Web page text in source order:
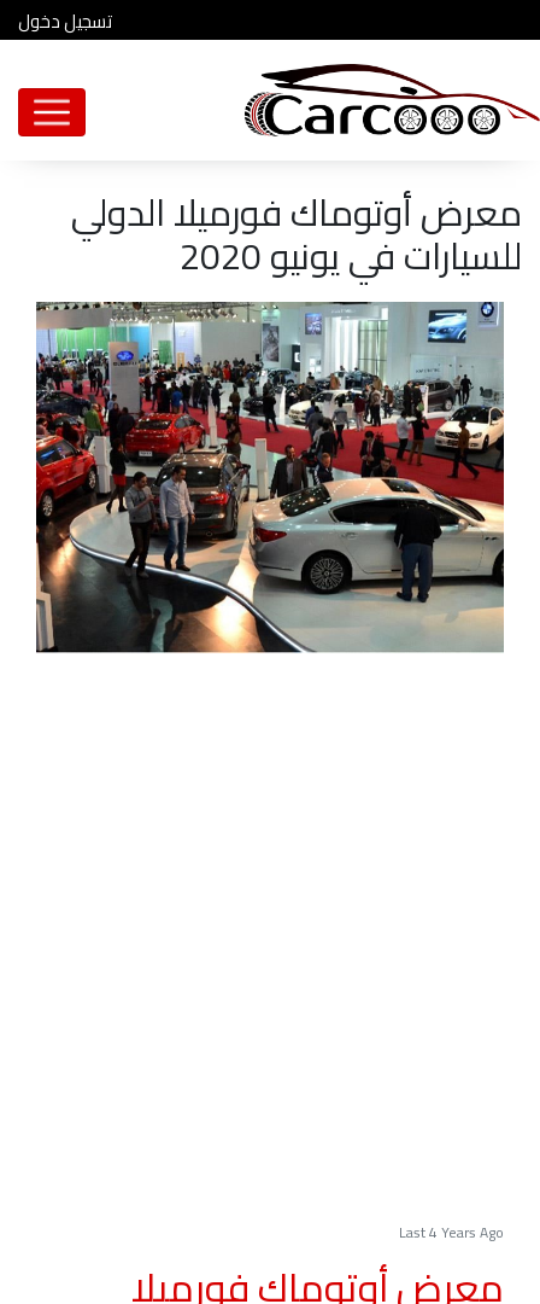
تسجيل دخول
معرض أوتوماك فورميلا الدولي
للسيارات في يونيو 2020
Last 4 Years Ago
معرض أوتوماك فورميلا